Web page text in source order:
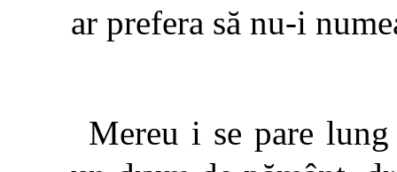
ar prefera să nu-i
Mereu i se pare